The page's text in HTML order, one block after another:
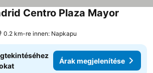
Centro Plaza Mayor
0.2 km-re innen: Napkapu
Árak megjelenítése